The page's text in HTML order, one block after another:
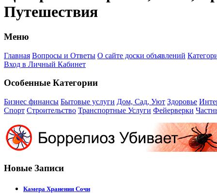
Путешествия
Меню
Главная Вопросы и Ответы О сайте доски объявлений
Вход в Личный Кабинет
Особенные Категории
Бизнес финансы Бытовые услуги Дом, Сад, Уют Здоровье
Спорт Строительство Транспортные Услуги Фейерверки
Новые Записи
Камера Хранения Сочи